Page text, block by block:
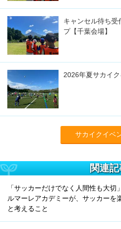
キャンセル待ち受
プ【千葉会場】
2026年夏サカイク
サカイクイベ
関連
「サッカーだけでなく人間性も大
ルマーレアカデミーが、サッカーを
と考えること